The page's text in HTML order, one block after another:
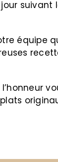
suivant
équipe